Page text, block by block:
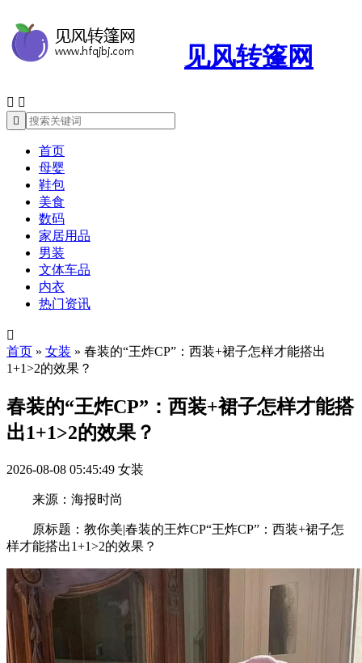
见风转篷网
 

首页
母婴
鞋包
美食
数码
家居用品
男装
文体车品
内衣
热门资讯

首页 » 女装 » 春装的“王炸CP”：西装+裙子怎样才能搭出
1+1>2的效果？
春装的“王炸CP”：西装+裙子怎样才能搭
出1+1>2的效果？
2026-08-08 05:45:49 女装
来源：海报时尚
原标题：教你美|春装的王炸CP“王炸CP”：西装+裙子怎
样才能搭出1+1>2的效果？